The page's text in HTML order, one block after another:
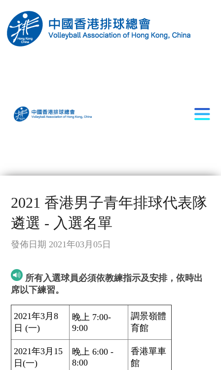
2021 香港男子青年排球代表隊
遴選 - 入選名單
發佈日期 2021年03月05日
所有入選球員必須依教練指示及安排，依時出
席以下練習。
2021年3月8
日 (一)
晚上 7:00-
9:00
調景嶺體
育館
2021年3月15
日(一)
晚上 6:00 -
8:00
香港單車
館